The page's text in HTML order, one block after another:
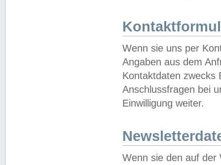
Wenn sie uns per
Angaben aus dem
Kontaktdaten zwecks
Anschlussfragen bei
Einwilligung weiter.
Wenn sie den auf der